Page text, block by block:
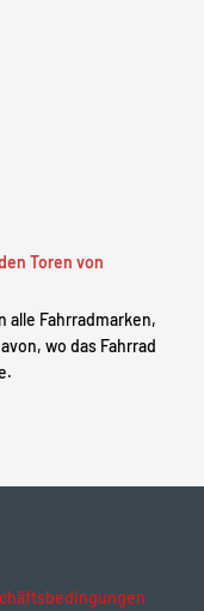
Toren von
alle Fahrradmarken,
wo das Fahrrad